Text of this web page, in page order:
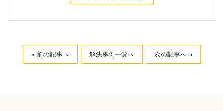
« 前の記事へ 解決事例一覧へ 次の記事へ »